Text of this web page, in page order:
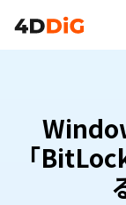
「